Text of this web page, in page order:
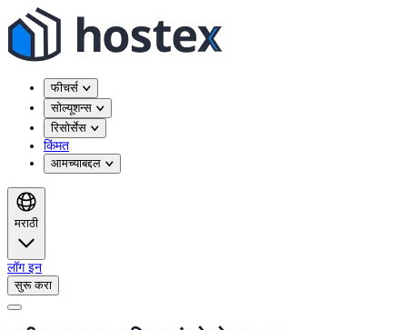
फीचर्स
सोल्यूशन्स
रिसोर्सेस
किंमत
आमच्याबद्दल
मराठी
लॉग इन
सुरू करा